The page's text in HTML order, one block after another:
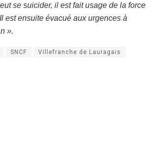
se suicider, il est fait usage de la force
est ensuite évacué aux urgences à
».
SNCF Villefranche de Lauragais